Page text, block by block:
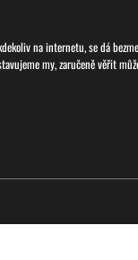
na internetu, se dá
my, zaručeně věřit